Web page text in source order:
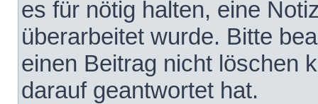
es für nötig halten, eine
überarbeitet wurde. Bitte
einen Beitrag nicht löschen
darauf geantwortet hat.